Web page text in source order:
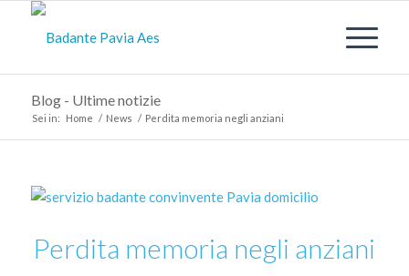
Blog - Ultime notizie
Sei in: Home / News / Perdita memoria negli anziani
Perdita memoria negli anziani